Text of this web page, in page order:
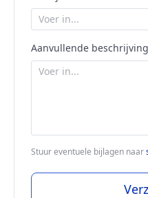
Aanvullende beschrijving
Stuur eventuele bijlagen naar